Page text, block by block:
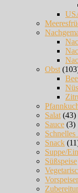
Obst
Salat(43)
Sauce (3)
Schnelles
Snack
Suppe/
Süßspeise